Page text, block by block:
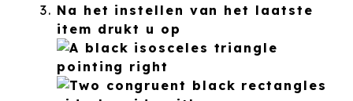
Na het instellen van het laatste
item drukt u op